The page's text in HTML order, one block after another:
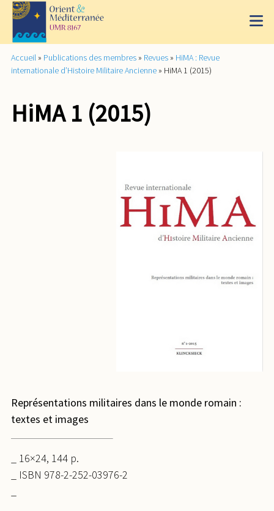
Accueil » Publications des membres » Revues » HiMA : Revue
internationale d’Histoire Militaire Ancienne » HiMA 1 (2015)
HiMA 1 (2015)
Représentations militaires dans le monde romain :
textes et images
_ 16×24, 144 p.
_ ISBN 978-2-252-03976-2